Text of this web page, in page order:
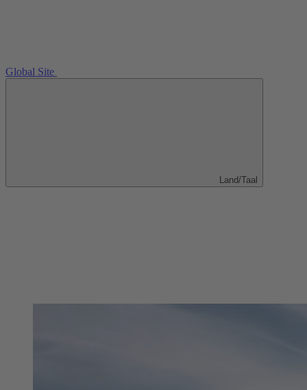
Global Site
Land/Taal